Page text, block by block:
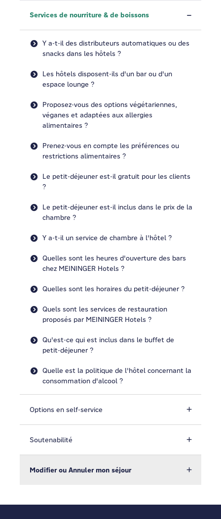
Services de nourriture & de boissons
Y a-t-il des distributeurs automatiques ou des
snacks dans les hôtels ?
Les hôtels disposent-ils d'un bar ou d'un
espace lounge ?
Proposez-vous des options végétariennes,
véganes et adaptées aux allergies
alimentaires ?
Prenez-vous en compte les préférences ou
restrictions alimentaires ?
Le petit-déjeuner est-il gratuit pour les clients
?
Le petit-déjeuner est-il inclus dans le prix de la
chambre ?
Y a-t-il un service de chambre à l'hôtel ?
Quelles sont les heures d'ouverture des bars
chez MEININGER Hotels ?
Quelles sont les horaires du petit-déjeuner ?
Quels sont les services de restauration
proposés par MEININGER Hotels ?
Qu'est-ce qui est inclus dans le buffet de
petit-déjeuner ?
Quelle est la politique de l'hôtel concernant la
consommation d'alcool ?
Options en self-service
Soutenabilité
Modifier ou Annuler mon séjour